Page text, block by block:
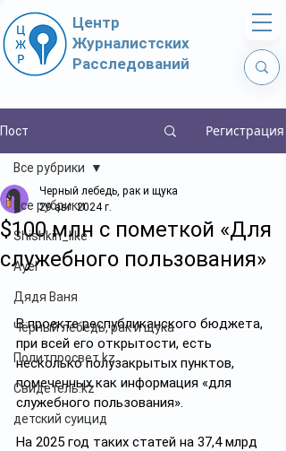
Центр
Журналистских
Расследований
Пост Регистрация
Все рубрики
Shishkin_like
Ayel
Дядя Ваня
Чёрный лебедь, рак и щука
Политпросвет.kz
Свидетель.kz
детский суицид
Все рубрики
$100 млн с пометкой «Для
служебного пользования»
Черный лебедь, рак и щука
29 авг. 2024 г.
В проекте республиканского бюджета,
при всей его открытости, есть
несколько полузакрытых пунктов,
помеченных как информация «для
служебного пользования».
На 2025 год таких статей на 37,4 млрд